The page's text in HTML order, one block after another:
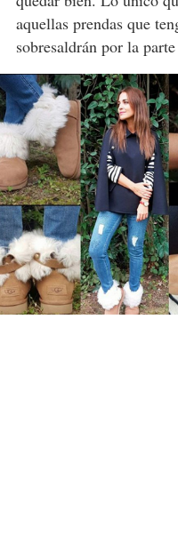
aquellas prendas que
sobresaldrán por la